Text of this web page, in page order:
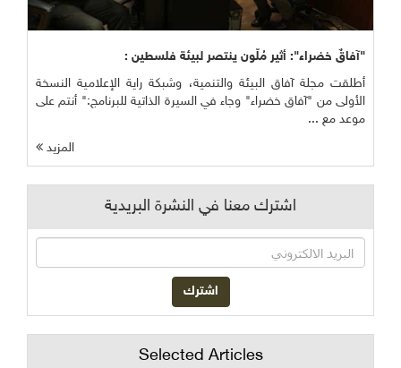
"آفاقٌ خضراء": أثير مُلّون ينتصر لبيئة فلسطين :
أطلقت مجلة آفاق البيئة والتنمية، وشبكة راية الإعلامية النسخة
الأولى من "آفاق خضراء" وجاء في السيرة الذاتية للبرنامج:" أنتم على
موعد مع ...
المزيد
اشترك معنا في النشرة البريدية
Selected Articles